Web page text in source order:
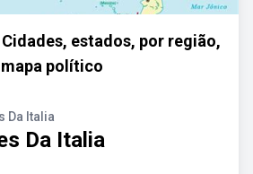
estados, por região,
mapa político
Da Italia
Da Italia